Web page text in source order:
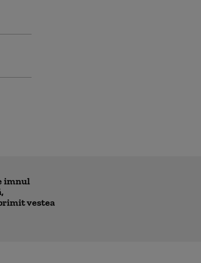
imnul
vestea